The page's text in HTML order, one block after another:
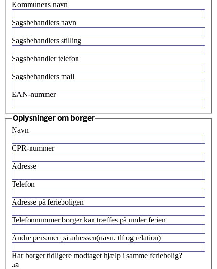
Kommunens navn
Sagsbehandlers navn
Sagsbehandlers stilling
Sagsbehandler telefon
Sagsbehandlers mail
EAN-nummer
Oplysninger om borger
Navn
CPR-nummer
Adresse
Telefon
Adresse på ferieboligen
Telefonnummer borger kan træffes på under ferien
Andre personer på adressen(navn. tlf og relation)
Har borger tidligere modtaget hjælp i samme feriebolig?
Ja